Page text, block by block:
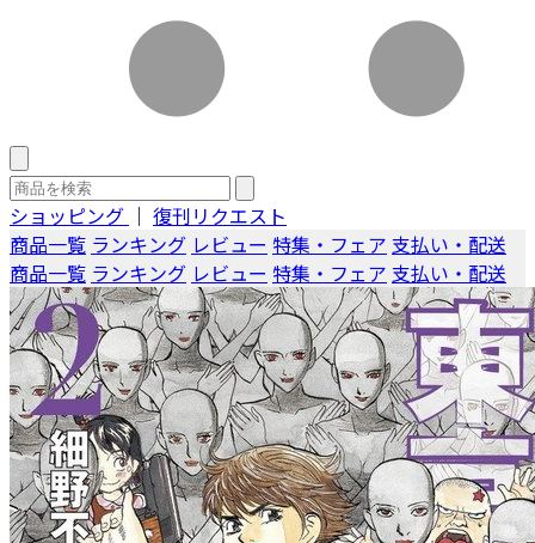
ショッピング ｜ 復刊リクエスト
商品一覧 ランキング レビュー 特集・フェア 支払い・配送
商品一覧 ランキング レビュー 特集・フェア 支払い・配送